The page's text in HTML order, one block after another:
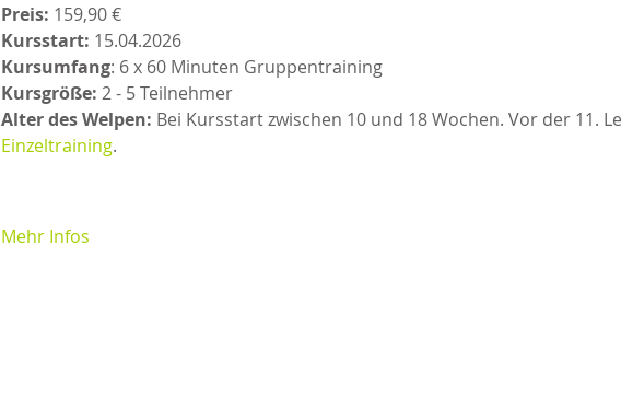
Preis: 159,90 €
Kursstart: 15.04.2026
Kursumfang: 6 x 60 Minuten Gruppentraining
Kursgröße: 2 - 5 Teilnehmer
Alter des Welpen: Bei Kursstart zwischen 10 und 18 Wochen. Vor der 11.
Einzeltraining.
Mehr Infos